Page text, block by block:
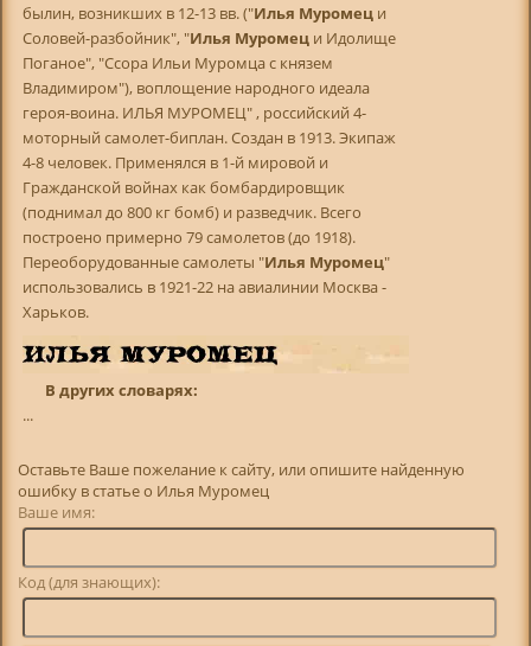
былин, возникших в 12-13 вв. ("Илья Муромеци
Соловей-разбойник", "Илья Муромеци Идолище
Поганое", "Ссора Ильи Муромца с князем
Владимиром"), воплощение народного идеала
героя-воина. ИЛЬЯ МУРОМЕЦ" , российский 4-
моторный самолет-биплан. Создан в 1913. Экипаж
4-8 человек. Применялся в 1-й мировой и
Гражданской войнах как бомбардировщик
(поднимал до 800 кг бомб) и разведчик. Всего
построено примерно 79 самолетов (до 1918).
Переоборудованные самолеты "Илья Муромец"
использовались в 1921-22 на авиалинии Москва -
Харьков.
В других словарях:
...
Оставьте Ваше пожелание к сайту, или опишите найденную
ошибку в статье о Илья Муромец
Ваше имя:
Код (для знающих):